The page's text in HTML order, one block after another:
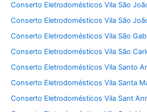
Conserto Eletrodomésticos Vila São
Conserto Eletrodomésticos Vila São
Conserto Eletrodomésticos Vila São
Conserto Eletrodomésticos Vila São
Conserto Eletrodomésticos Vila Santo
Conserto Eletrodomésticos Vila Santa
Conserto Eletrodomésticos Vila Sant